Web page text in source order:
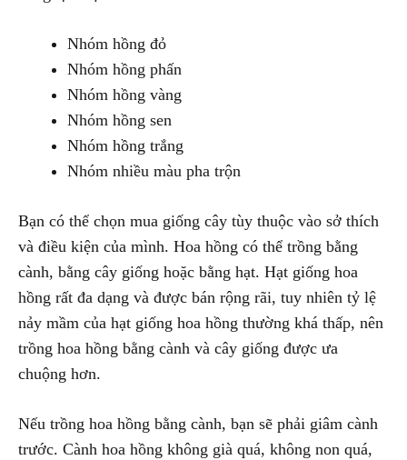
Nhóm hồng đỏ
Nhóm hồng phấn
Nhóm hồng vàng
Nhóm hồng sen
Nhóm hồng trắng
Nhóm nhiều màu pha trộn
Bạn có thể chọn mua giống cây tùy thuộc vào sở thích
và điều kiện của mình. Hoa hồng có thể trồng bằng
cành, bằng cây giống hoặc bằng hạt. Hạt giống hoa
hồng rất đa dạng và được bán rộng rãi, tuy nhiên tỷ lệ
nảy mầm của hạt giống hoa hồng thường khá thấp, nên
trồng hoa hồng bằng cành và cây giống được ưa
chuộng hơn.
Nếu trồng hoa hồng bằng cành, bạn sẽ phải giâm cành
trước. Cành hoa hồng không già quá, không non quá,